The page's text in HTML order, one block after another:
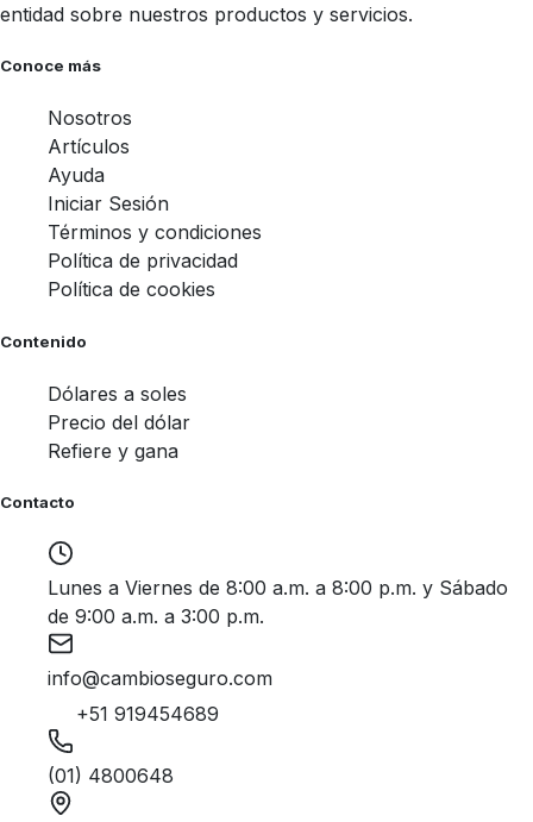
entidad sobre nuestros productos y servicios.
Conoce más
Nosotros
Artículos
Ayuda
Iniciar Sesión
Términos y condiciones
Política de privacidad
Política de cookies
Contenido
Dólares a soles
Precio del dólar
Refiere y gana
Contacto
Lunes a Viernes de 8:00 a.m. a 8:00 p.m. y Sábado
de 9:00 a.m. a 3:00 p.m.
info@cambioseguro.com
+51 919454689
(01) 4800648